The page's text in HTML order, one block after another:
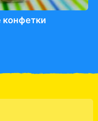
конфетки